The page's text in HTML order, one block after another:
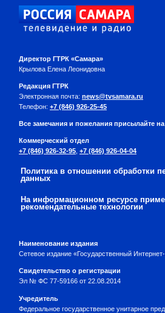
Директор ГТРК «Самара»
Крылова Елена Леонидовна
Редакция ГТРК
Электронная почта: news@tvsamara.ru
Телефон: +7 (846) 926-25-45
Все замечания и пожелания присылайте на
Коммерческий отдел
+7 (846) 926-32-95 +7 (846) 926-04-04
Политика в отношении обработки
данных
На информационном ресурсе
рекомендательные технологии
Наименование издания
Сетевое издание «Государственный
Свидетельство о регистрации
Эл № ФС 77-59166 от 22.08.2014
Учредитель
Федеральное государственное унитарное